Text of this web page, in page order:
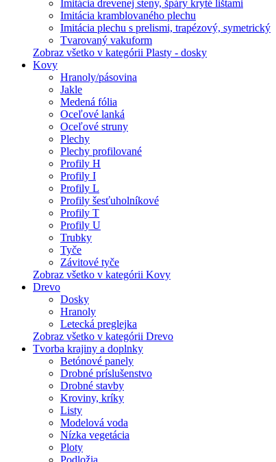
Imitácia drevenej steny, špáry kryté lištami
Imitácia kramblovaného plechu
Imitácia plechu s prelismi, trapézový, symetrický
Tvarovaný vakuform
Zobraz všetko v kategórii Plasty - dosky
Kovy
Hranoly/pásovina
Jakle
Medená fólia
Oceľové lanká
Oceľové struny
Plechy
Plechy profilované
Profily H
Profily I
Profily L
Profily šesťuholníkové
Profily T
Profily U
Trubky
Tyče
Závitové tyče
Zobraz všetko v kategórii Kovy
Drevo
Dosky
Hranoly
Letecká preglejka
Zobraz všetko v kategórii Drevo
Tvorba krajiny a doplnky
Betónové panely
Drobné príslušenstvo
Drobné stavby
Kroviny, kríky
Listy
Modelová voda
Nízka vegetácia
Ploty
Podložia